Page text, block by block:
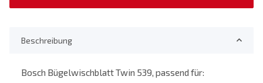
Beschreibung
Bosch Bügelwischblatt Twin 539, passend für: